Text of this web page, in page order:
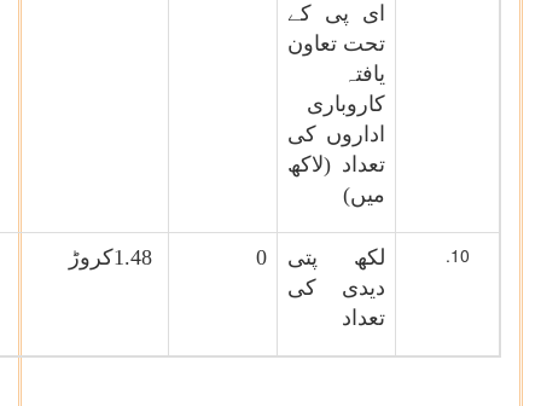
ای پی کے
تحت تعاون
یافتہ
کاروباری
اداروں کی
تعداد (لاکھ
میں)
لکھ پتی
دیدی کی
تعداد
0
1.48کروڑ